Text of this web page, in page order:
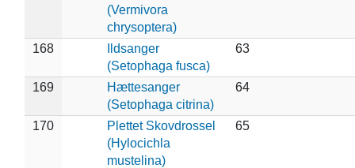
(Vermivora
chrysoptera)
168
Ildsanger
(Setophaga fusca)
63
169
Hættesanger
(Setophaga citrina)
64
170
Plettet Skovdrossel
(Hylocichla
mustelina)
65